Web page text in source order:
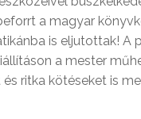
a magyar
is eljutottak! A
a mester
ritka kötéseket is